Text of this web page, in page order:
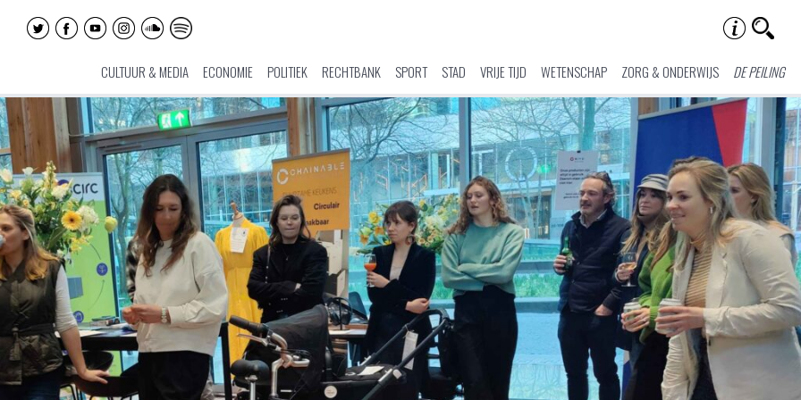
CULTUUR & MEDIA ECONOMIE POLITIEK RECHTBANK SPORT STAD VRIJE TIJD WETENSCHAP ZORG & ONDERWIJS DE PEILING